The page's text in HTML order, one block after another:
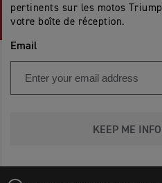
pertinents sur les motos
votre boîte de réception.
Email
KEEP ME